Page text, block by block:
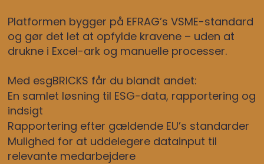
Platformen bygger på EFRAG’s VSME-standard
og gør det let at opfylde kravene – uden at
drukne i Excel-ark og manuelle processer.
Med esgBRICKS får du blandt andet:
En samlet løsning til ESG-data, rapportering og
indsigt
Rapportering efter gældende EU’s standarder
Mulighed for at uddelegere datainput til
relevante medarbejdere